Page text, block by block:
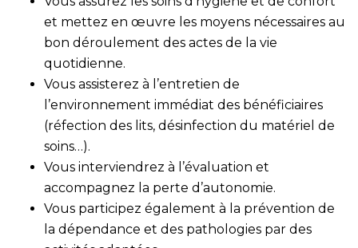
et mettez en œuvre les moyens nécessaires au
bon déroulement des actes de la vie
quotidienne.
Vous assisterez à l’entretien de
l’environnement immédiat des bénéficiaires
(réfection des lits, désinfection du matériel de
soins…).
Vous interviendrez à l’évaluation et
accompagnez la perte d’autonomie.
Vous participez également à la prévention de
la dépendance et des pathologies par des